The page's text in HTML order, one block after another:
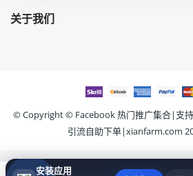
关于我们
© Copyright © Facebook 热门推广集合|支
引流自助下单|xianfarm.com
安装应用